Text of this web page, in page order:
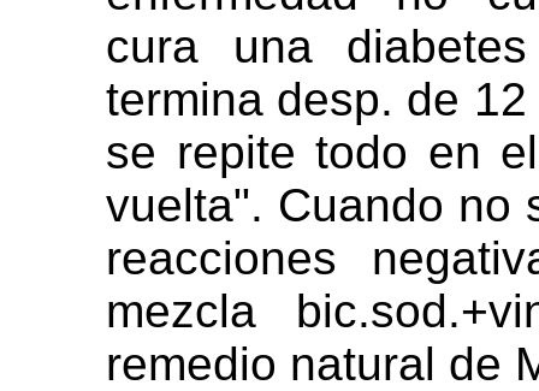
cura una
termina desp. de
se repite todo en
vuelta". Cuando no
reacciones
mezcla
remedio natural de